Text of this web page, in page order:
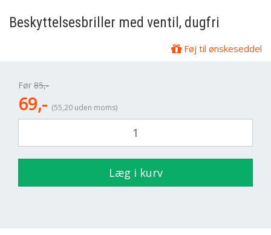
Beskyttelsesbriller med ventil, dugfri
Føj til ønskeseddel
Før 85,-
69,- (55,20 uden moms)
Læg i kurv